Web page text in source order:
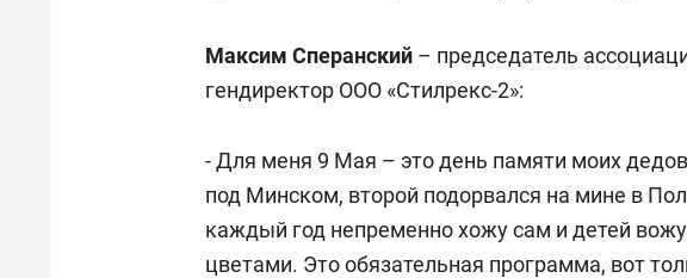
Максим Сперанский – председатель
гендиректор ООО «Стилрекс-2»:
- Для меня 9 Мая – это день памяти моих
под Минском, второй подорвался на мине в
каждый год непременно хожу сам и детей
цветами. Это обязательная программа, вот